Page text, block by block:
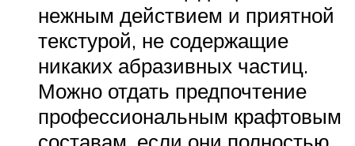
нежным действием и приятной
текстурой, не содержащие
никаких абразивных частиц.
Можно отдать предпочтение
профессиональным крафтовым